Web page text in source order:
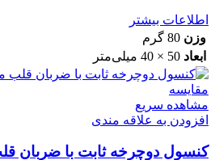
اطلاعات بیشتر
وزن 80 گرم
ابعاد 50 × 40 میلی‌متر
مقایسه
مشاهده سریع
افزودن به علاقه مندی